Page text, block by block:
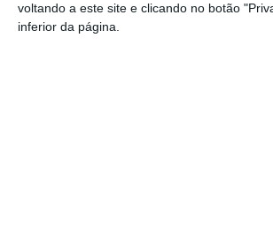
voltando a este site e clicando no botão
inferior da página.
Rádio Portalegre20-03-2026